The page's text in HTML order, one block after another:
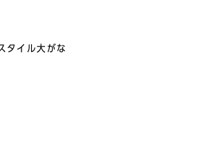
タイル大がな